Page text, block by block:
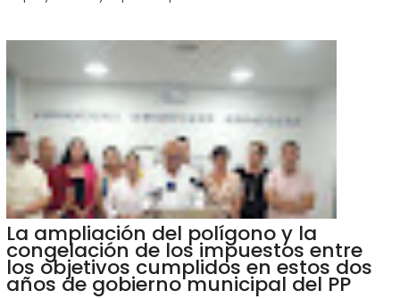
La ampliación del polígono y la
congelación de los impuestos entre
los objetivos cumplidos en estos dos
años de gobierno municipal del PP